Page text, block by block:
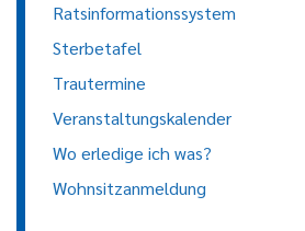
Ratsinformationssystem
Sterbetafel
Trautermine
Veranstaltungskalender
Wo erledige ich was?
Wohnsitzanmeldung